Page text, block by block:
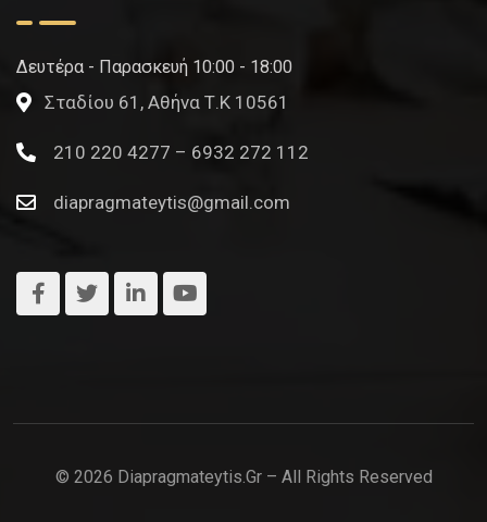
Δευτέρα - Παρασκευή 10:00 - 18:00
Σταδίου 61, Αθήνα Τ.Κ 10561
210 220 4277 – 6932 272 112
diapragmateytis@gmail.com
© 2026 Diapragmateytis.gr – All Rights Reserved